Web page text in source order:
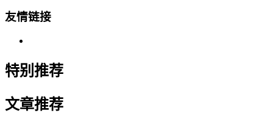
友情链接
特别推荐
文章推荐